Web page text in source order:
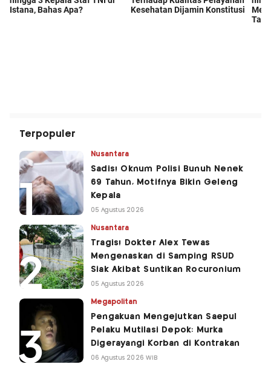
Terpopuler
Nusantara
Sadis! Oknum Polisi Bunuh Nenek
69 Tahun, Motifnya Bikin Geleng
Kepala
05 Agustus 2026
Nusantara
Tragis! Dokter Alex Tewas
Mengenaskan di Samping RSUD
Siak Akibat Suntikan Rocuronium
05 Agustus 2026
Megapolitan
Pengakuan Mengejutkan Saepul
Pelaku Mutilasi Depok: Murka
Digerayangi Korban di Kontrakan
06 Agustus 2026 WIB